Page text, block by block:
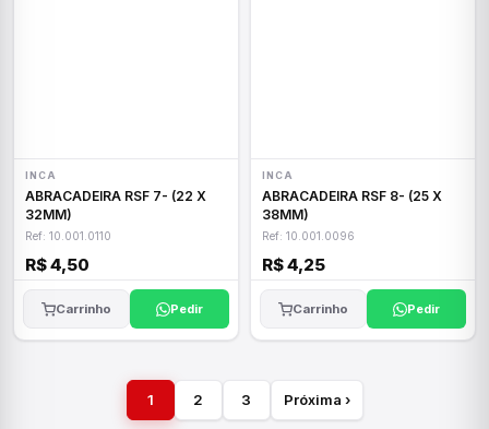
INCA
ABRACADEIRA RSF 7- (22 X
32MM)
Ref: 10.001.0110
R$ 4,50
Carrinho Pedir
INCA
ABRACADEIRA RSF 8- (25 X
38MM)
Ref: 10.001.0096
R$ 4,25
Carrinho Pedir
1 2 3 Próxima ›